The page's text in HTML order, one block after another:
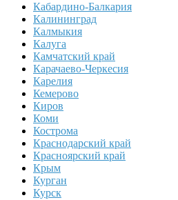
Кабардино-Балкария
Калининград
Калмыкия
Калуга
Камчатский край
Карачаево-Черкесия
Карелия
Кемерово
Киров
Коми
Кострома
Краснодарский край
Красноярский край
Крым
Курган
Курск